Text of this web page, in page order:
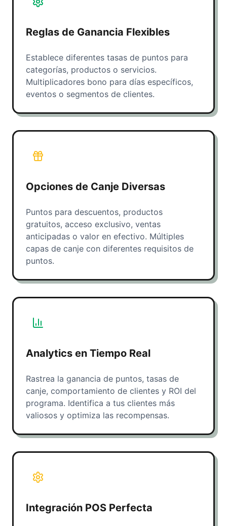
Reglas de Ganancia Flexibles
Establece diferentes tasas de puntos para
categorías, productos o servicios.
Multiplicadores bono para días específicos,
eventos o segmentos de clientes.
Opciones de Canje Diversas
Puntos para descuentos, productos
gratuitos, acceso exclusivo, ventas
anticipadas o valor en efectivo. Múltiples
capas de canje con diferentes requisitos de
puntos.
Analytics en Tiempo Real
Rastrea la ganancia de puntos, tasas de
canje, comportamiento de clientes y ROI del
programa. Identifica a tus clientes más
valiosos y optimiza las recompensas.
Integración POS Perfecta